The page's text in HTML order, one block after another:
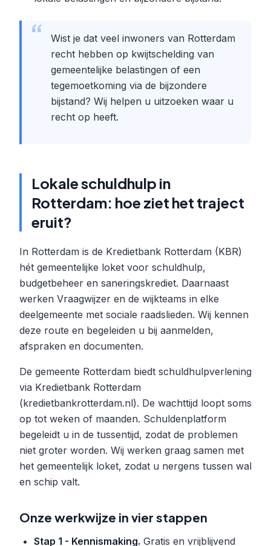
Wist je dat veel inwoners van Rotterdam
recht hebben op kwijtschelding van
gemeentelijke belastingen of een
tegemoetkoming via de bijzondere
bijstand? Wij helpen u uitzoeken waar u
recht op heeft.
Lokale schuldhulp in
Rotterdam: hoe ziet het traject
eruit?
In Rotterdam is de Kredietbank Rotterdam (KBR)
hét gemeentelijke loket voor schuldhulp,
budgetbeheer en saneringskrediet. Daarnaast
werken Vraagwijzer en de wijkteams in elke
deelgemeente met sociale raadslieden. Wij kennen
deze route en begeleiden u bij aanmelden,
afspraken en documenten.
De gemeente Rotterdam biedt schuldhulpverlening
via Kredietbank Rotterdam
(kredietbankrotterdam.nl). De wachttijd loopt soms
op tot weken of maanden. Schuldenplatform
begeleidt u in de tussentijd, zodat de problemen
niet groter worden. Wij werken graag samen met
het gemeentelijk loket, zodat u nergens tussen wal
en schip valt.
Onze werkwijze in vier stappen
Stap 1 - Kennismaking. Gratis en vrijblijvend